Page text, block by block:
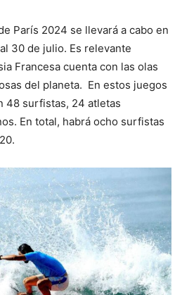
París 2024 se llevará a cabo en
30 de julio. Es relevante
Francesa cuenta con las olas
del planeta. En estos juegos
48 surfistas, 24 atletas
En total, habrá ocho surfistas